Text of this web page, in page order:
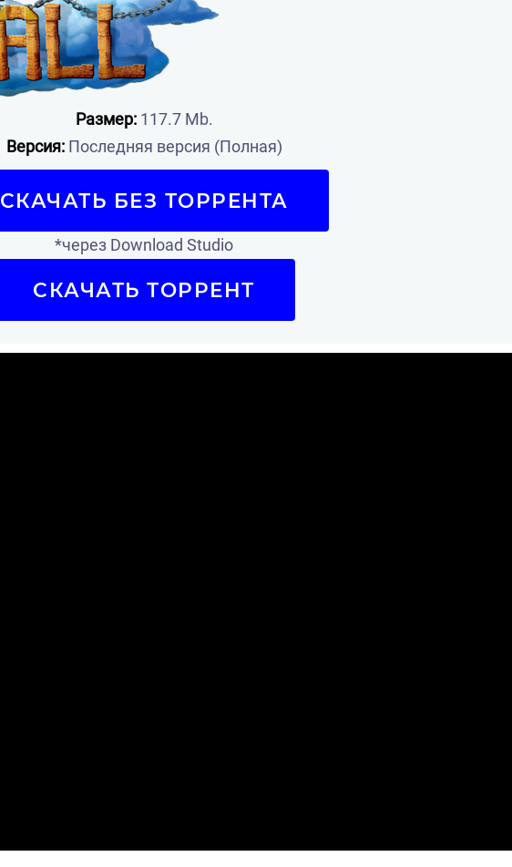
Размер:117.7 Mb.
Версия:Последняя версия (Полная)
СКАЧАТЬ БЕЗ ТОРРЕНТА
*через Download Studio
СКАЧАТЬ ТОРРЕНТ